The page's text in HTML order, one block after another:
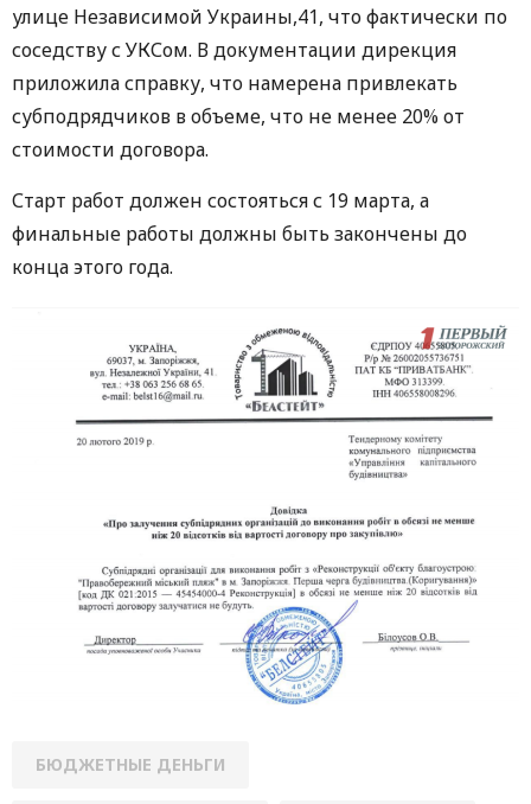
улице Независимой Украины,41, что фактически по
соседству с УКСом. В документации дирекция
приложила справку, что намерена привлекать
субподрядчиков в объеме, что не менее 20% от
стоимости договора.
Старт работ должен состояться с 19 марта, а
финальные работы должны быть закончены до
конца этого года.
БЮДЖЕТНЫЕ ДЕНЬГИ